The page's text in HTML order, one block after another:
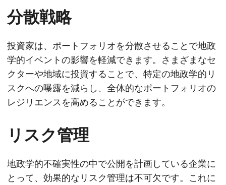
分散戦略
投資家は、ポートフォリオを分散させることで地政
学的イベントの影響を軽減できます。さまざまなセ
クターや地域に投資することで、特定の地政学的リ
スクへの曝露を減らし、全体的なポートフォリオの
レジリエンスを高めることができます。
リスク管理
地政学的不確実性の中で公開を計画している企業に
とって、効果的なリスク管理は不可欠です。これに